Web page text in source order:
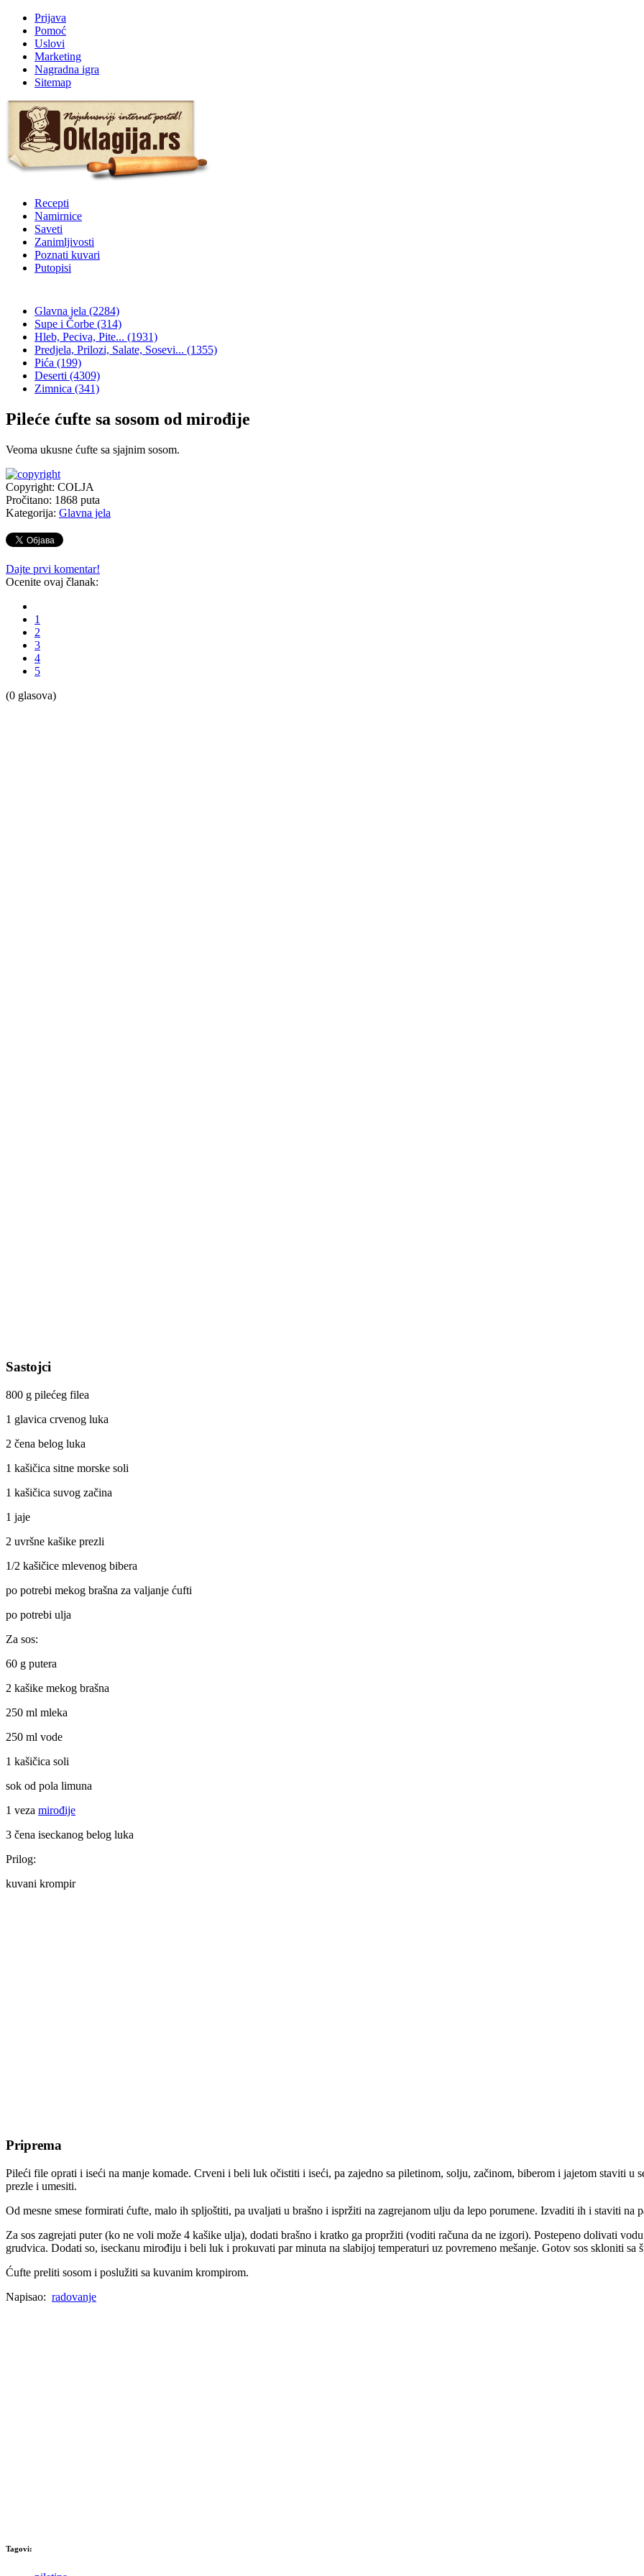
Prijava
Pomoć
Uslovi
Marketing
Nagradna igra
Sitemap
Recepti
Namirnice
Saveti
Zanimljivosti
Poznati kuvari
Putopisi
Glavna jela (2284)
Supe i Čorbe (314)
Hleb, Peciva, Pite... (1931)
Predjela, Prilozi, Salate, Sosevi... (1355)
Pića (199)
Deserti (4309)
Zimnica (341)
Pileće ćufte sa sosom od mirođije
Veoma ukusne ćufte sa sjajnim sosom.
Copyright: COLJA
Pročitano: 1868 puta
Kategorija: Glavna jela
Dajte prvi komentar!
Ocenite ovaj članak:
1
2
3
4
5
(0 glasova)
Sastojci
800 g pilećeg filea
1 glavica crvenog luka
2 čena belog luka
1 kašičica sitne morske soli
1 kašičica suvog začina
1 jaje
2 uvršne kašike prezli
1/2 kašičice mlevenog bibera
po potrebi mekog brašna za valjanje ćufti
po potrebi ulja
Za sos:
60 g putera
2 kašike mekog brašna
250 ml mleka
250 ml vode
1 kašičica soli
sok od pola limuna
1 veza mirođije
3 čena iseckanog belog luka
Prilog:
kuvani krompir
Priprema
Pileći file oprati i iseći na manje komade. Crveni i beli luk očistiti i iseći, pa zajedno sa piletinom, solju, začinom, biberom i jajetom staviti u
prezle i umesiti.
Od mesne smese formirati ćufte, malo ih spljoštiti, pa uvaljati u brašno i ispržiti na zagrejanom ulju da lepo porumene. Izvaditi ih i staviti na
Za sos zagrejati puter (ko ne voli može 4 kašike ulja), dodati brašno i kratko ga propržiti (voditi računa da ne izgori). Postepeno dolivati
grudvica. Dodati so, iseckanu mirođiju i beli luk i prokuvati par minuta na slabijoj temperaturi uz povremeno mešanje. Gotov sos skloniti sa
Ćufte preliti sosom i poslužiti sa kuvanim krompirom.
Napisao: radovanje
Tagovi: